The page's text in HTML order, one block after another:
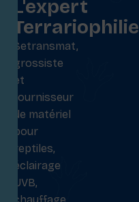
L'expert
Terrariophilie
Setransmat,
grossiste
et
fournisseur
de matériel
pour
reptiles,
éclairage
UVB,